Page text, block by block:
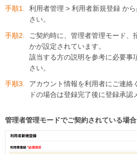
利用者管理 > 利用者新規登録 か
さい。
ご契約時に、管理者管理モード、
かが設定されています。
該当する方の説明を参考に必要事
さい。
アカウント情報を利用者にご連絡
ドの場合は登録完了後に登録承認
管理者管理モードでご契約されている場合